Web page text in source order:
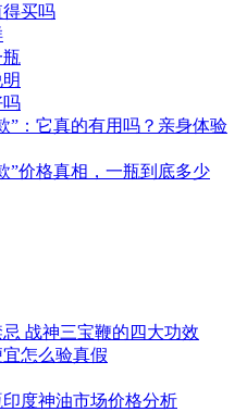
买吗
吗
”：它真的有用吗？亲身体验
”价格真相，一瓶到底多少
战神三宝鞭的四大功效
怎么验真假
度神油市场价格分析‌